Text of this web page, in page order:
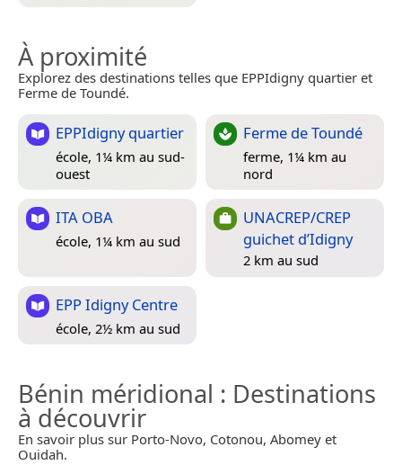
À proximité
Explorez des destinations telles que EPPIdigny quartier et
Ferme de Toundé.
EPPIdigny quartier
école, 1¼ km au sud-
ouest
Ferme de Toundé
ferme, 1¼ km au
nord
ITA OBA
école, 1¼ km au sud
UNACREP/CREP
guichet d’Idigny
2 km au sud
EPP Idigny Centre
école, 2½ km au sud
Bénin méridional : Destinations
à découvrir
En savoir plus sur Porto-Novo, Cotonou, Abomey et
Ouidah.